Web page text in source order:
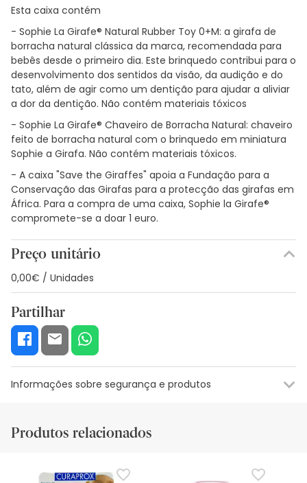
Esta caixa contém
- Sophie La Girafe® Natural Rubber Toy 0+M: a girafa de
borracha natural clássica da marca, recomendada para
bebês desde o primeiro dia. Este brinquedo contribui para o
desenvolvimento dos sentidos da visão, da audição e do
tato, além de agir como um dentição para ajudar a aliviar
a dor da dentição. Não contém materiais tóxicos
- Sophie La Girafe® Chaveiro de Borracha Natural: chaveiro
feito de borracha natural com o brinquedo em miniatura
Sophie a Girafa. Não contém materiais tóxicos.
- A caixa "Save the Giraffes" apoia a Fundação para a
Conservação das Girafas para a protecção das girafas em
África. Para a compra de uma caixa, Sophie la Girafe®
compromete-se a doar 1 euro.
Preço unitário
0,00€ / Unidades
Partilhar
Informações sobre segurança e produtos
Recursos de segurança visual
para este produto, mas estamos a trabalhar nisso.
Produtos relacionados